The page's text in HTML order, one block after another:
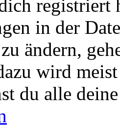
registriert
in der
ändern,
wird
du alle